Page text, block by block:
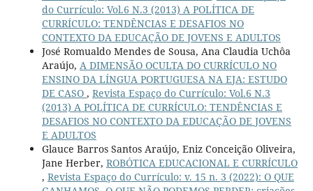
do Currículo: Vol.6 N.3 (2013) A POLÍTICA DE
CURRÍCULO: TENDÊNCIAS E DESAFIOS NO
CONTEXTO DA EDUCAÇÃO DE JOVENS E ADULTOS
José Romualdo Mendes de Sousa, Ana Claudia Uchôa
Araújo, A DIMENSÃO OCULTA DO CURRÍCULO NO
ENSINO DA LÍNGUA PORTUGUESA NA EJA: ESTUDO
DE CASO , Revista Espaço do Currículo: Vol.6 N.3
(2013) A POLÍTICA DE CURRÍCULO: TENDÊNCIAS E
DESAFIOS NO CONTEXTO DA EDUCAÇÃO DE JOVENS
E ADULTOS
Glauce Barros Santos Araújo, Eniz Conceição Oliveira,
Jane Herber, ROBÓTICA EDUCACIONAL E CURRÍCULO
, Revista Espaço do Currículo: v. 15 n. 3 (2022): O QUE